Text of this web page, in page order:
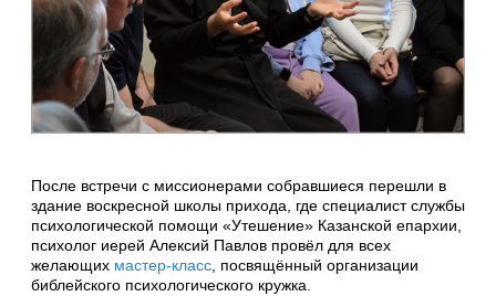
После встречи с миссионерами собравшиеся перешли в
здание воскресной школы прихода, где специалист службы
психологической помощи «Утешение» Казанской епархии,
психолог иерей Алексий Павлов провёл для всех
желающих мастер-класс, посвящённый организации
библейского психологического кружка.